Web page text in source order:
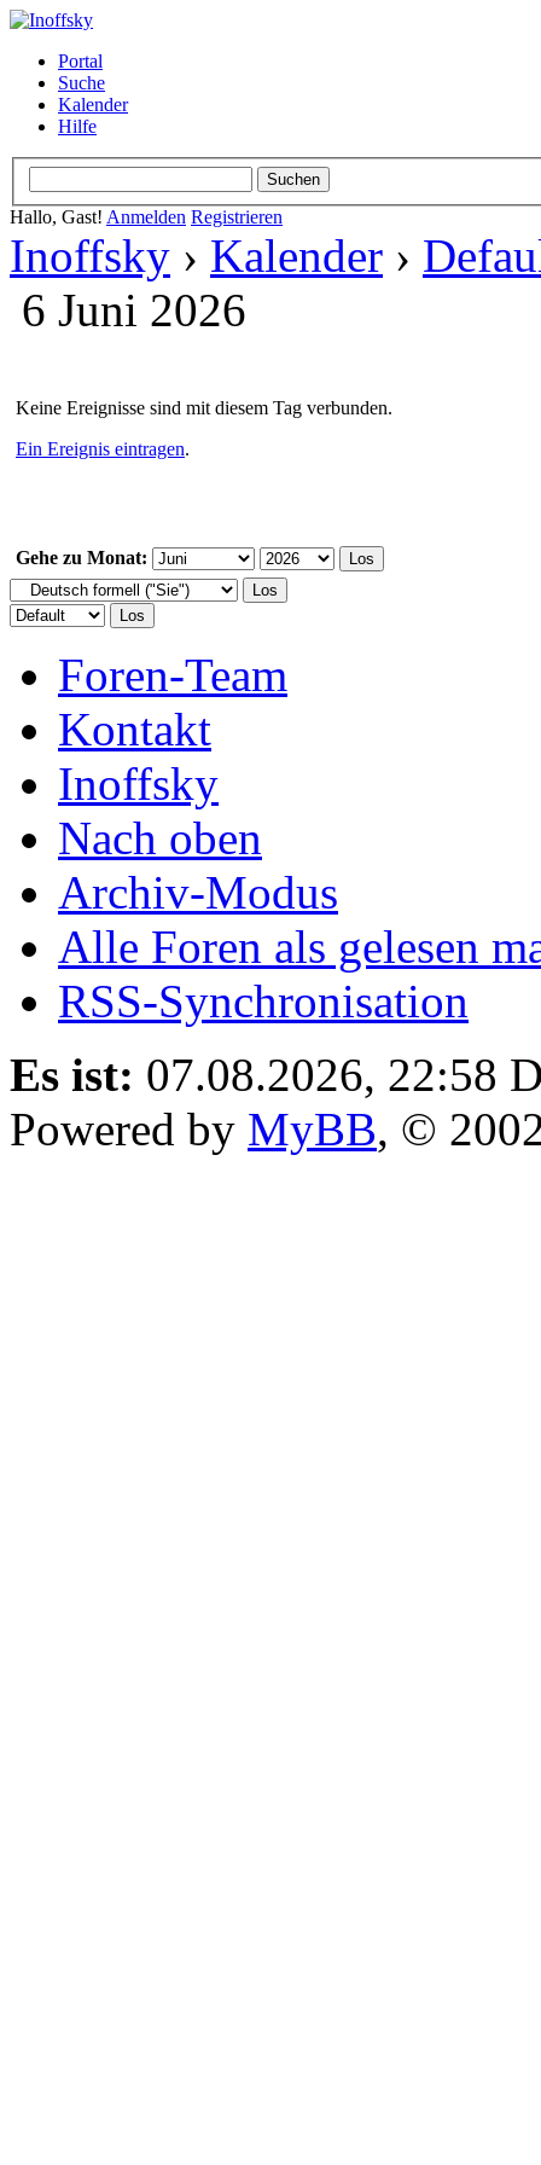
Portal
Suche
Kalender
Hilfe
Hallo, Gast! Anmelden Registrieren
Inoffsky › Kalender ›
6 Juni 2026
Keine Ereignisse sind mit diesem Tag verbunden.
Ein Ereignis eintragen.
Gehe zu Monat:
Foren-Team
Kontakt
Inoffsky
Nach oben
Archiv-Modus
Alle Foren als gelesen
RSS-Synchronisation
Es ist: 07.08.2026, 22:58
Powered by MyBB, ©